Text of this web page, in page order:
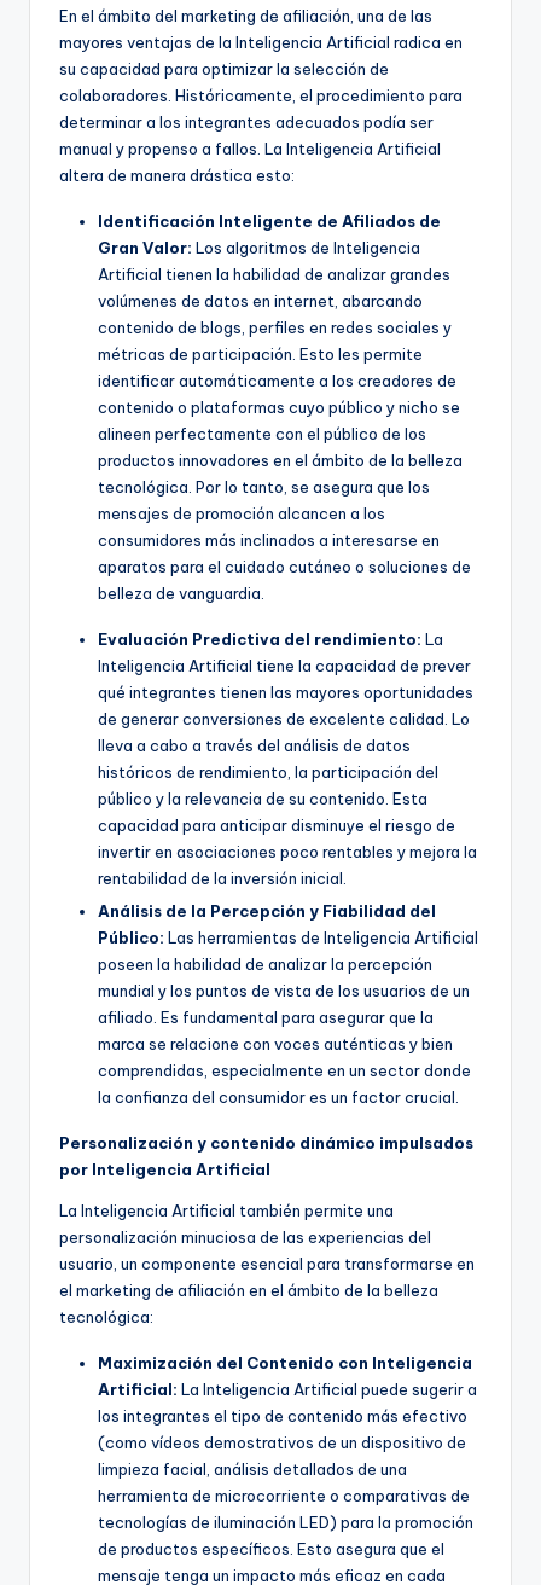
En el ámbito del marketing de afiliación, una de las
mayores ventajas de la Inteligencia Artificial radica en
su capacidad para optimizar la selección de
colaboradores. Históricamente, el procedimiento para
determinar a los integrantes adecuados podía ser
manual y propenso a fallos. La Inteligencia Artificial
altera de manera drástica esto:
Identificación Inteligente de Afiliados de
Gran Valor: Los algoritmos de Inteligencia
Artificial tienen la habilidad de analizar grandes
volúmenes de datos en internet, abarcando
contenido de blogs, perfiles en redes sociales y
métricas de participación. Esto les permite
identificar automáticamente a los creadores de
contenido o plataformas cuyo público y nicho se
alineen perfectamente con el público de los
productos innovadores en el ámbito de la belleza
tecnológica. Por lo tanto, se asegura que los
mensajes de promoción alcancen a los
consumidores más inclinados a interesarse en
aparatos para el cuidado cutáneo o soluciones de
belleza de vanguardia.
Evaluación Predictiva del rendimiento: La
Inteligencia Artificial tiene la capacidad de prever
qué integrantes tienen las mayores oportunidades
de generar conversiones de excelente calidad. Lo
lleva a cabo a través del análisis de datos
históricos de rendimiento, la participación del
público y la relevancia de su contenido. Esta
capacidad para anticipar disminuye el riesgo de
invertir en asociaciones poco rentables y mejora la
rentabilidad de la inversión inicial.
Análisis de la Percepción y Fiabilidad del
Público: Las herramientas de Inteligencia Artificial
poseen la habilidad de analizar la percepción
mundial y los puntos de vista de los usuarios de un
afiliado. Es fundamental para asegurar que la
marca se relacione con voces auténticas y bien
comprendidas, especialmente en un sector donde
la confianza del consumidor es un factor crucial.
Personalización y contenido dinámico impulsados
por Inteligencia Artificial
La Inteligencia Artificial también permite una
personalización minuciosa de las experiencias del
usuario, un componente esencial para transformarse en
el marketing de afiliación en el ámbito de la belleza
tecnológica:
Maximización del Contenido con Inteligencia
Artificial: La Inteligencia Artificial puede sugerir a
los integrantes el tipo de contenido más efectivo
(como vídeos demostrativos de un dispositivo de
limpieza facial, análisis detallados de una
herramienta de microcorriente o comparativas de
tecnologías de iluminación LED) para la promoción
de productos específicos. Esto asegura que el
mensaje tenga un impacto más eficaz en cada